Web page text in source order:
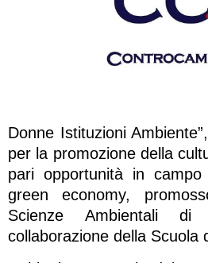
Donne Istituzioni
per la promozione della
pari opportunità in
green economy,
Scienze Ambientali
collaborazione della Scuola